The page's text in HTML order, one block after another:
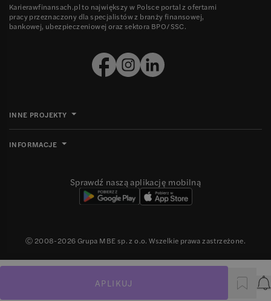
APLIKUJ
Karierawfinansach.pl to największy w Polsce portal z ofertami
pracy przeznaczony dla specjalistów z branży finansowej,
bankowej, ubezpieczeniowej oraz sektora BPO/SSC.
INNE PROJEKTY
INFORMACJE
Sprawdź naszą aplikację mobilną
Ⓒ 2008-2026Grupa MBE sp. z o.o. Wszelkie prawa zastrzeżone.